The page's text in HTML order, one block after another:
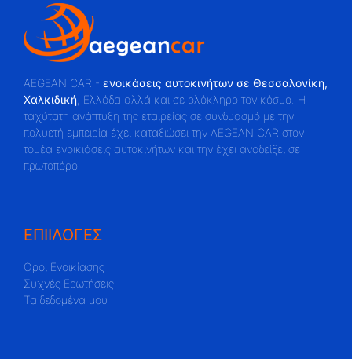
AEGEAN CAR - ενοικάσεις αυτοκινήτων σε Θεσσαλονίκη,
Χαλκιδική , Ελλάδα αλλά και σε ολόκληρο τον κόσμο. Η
ταχύτατη ανάπτυξη της εταιρείας σε συνδυασμό με την
πολυετή εμπειρία έχει καταξιώσει την AEGEAN CAR στον
τομέα ενοικιάσεις αυτοκινήτων και την έχει αναδείξει σε
πρωτοπόρο.
ΕΠΙΙΛΟΓΕΣ
Όροι Ενοικίασης
Συχνές Ερωτήσεις
Τα δεδομένα μου